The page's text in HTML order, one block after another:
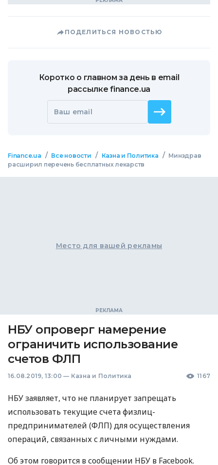
ПОДЕЛИТЬСЯ НОВОСТЬЮ
Коротко о главном за день в email
рассылке finance.ua
Ваш email
Finance.ua / Все новости / Казна и Политика / Минздрав
расширил перечень бесплатных лекарств
Место для вашей рекламы
НБУ опроверг намерение
ограничить использование
счетов ФЛП
16.08.2019, 13:00 — Казна и Политика 1167
НБУзаявляет, что не планирует запрещать
использовать текущие счета физлиц-
предпринимателей (ФЛП) для осуществления
операций, связанных с личными нуждами.
Об этом говорится в сообщении НБУ в Facebook.